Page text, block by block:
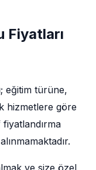
Fiyatları
eğitim türüne,
hizmetlere göre
ve size özel